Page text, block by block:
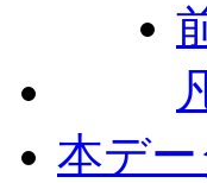
本デ